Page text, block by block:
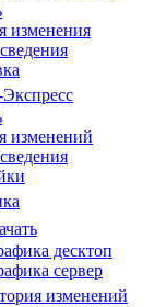
изменения
изменений
десктоп
сервер
изменений